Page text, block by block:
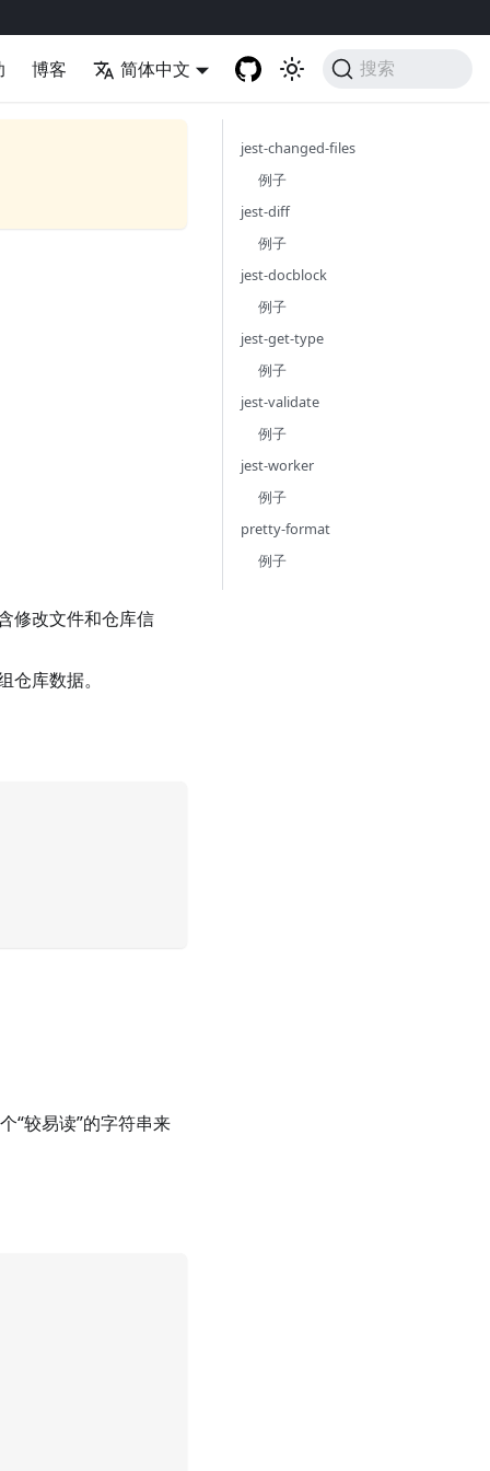
博客 简体中文 搜索
修改文件和仓库信
库数据。
“较易读”的字符串来
jest-changed-files
例子
jest-diff
例子
jest-docblock
例子
jest-get-type
例子
jest-validate
例子
jest-worker
例子
pretty-format
例子